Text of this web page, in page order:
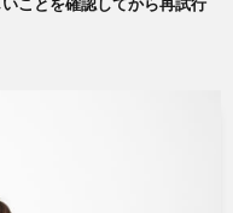
ことを確認してから再試行